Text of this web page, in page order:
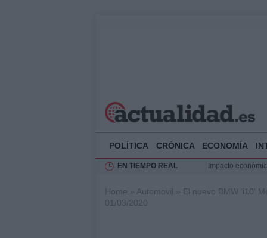
POLÍTICA CRÓNICA ECONOMÍA
EN TIEMPO REAL
Impacto
Transformación
Home » Automovil » El nuevo BMW 'i10'
01/03/2020